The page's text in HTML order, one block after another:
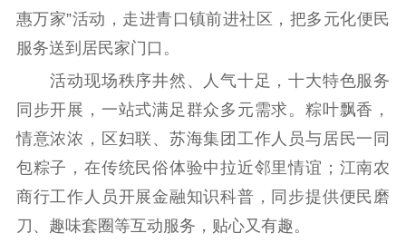
理论武装
理论学习
哲学社科
社科强省 工作通知
成果集萃
江苏文脉
资料下载
新闻宣传
惠万家”活动，走进青口镇前进社区，把多元化便民
服务送到居民家门口。
活动现场秩序井然、人气十足，十大特色服务
同步开展，一站式满足群众多元需求。粽叶飘香，
情意浓浓，区妇联、苏海集团工作人员与居民一同
包粽子，在传统民俗体验中拉近邻里情谊；江南农
商行工作人员开展金融知识科普，同步提供便民磨
刀、趣味套圈等互动服务，贴心又有趣。